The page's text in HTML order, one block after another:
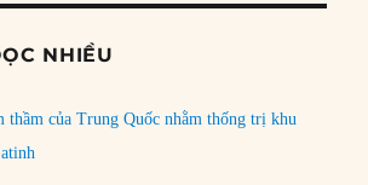
NHIỀU
thầm của Trung Quốc nhằm thống trị khu